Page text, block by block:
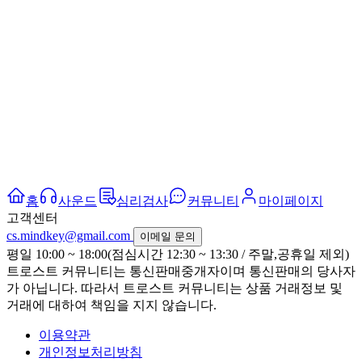
홈 사운드 심리검사 커뮤니티
마이페이지
고객센터
cs.mindkey@gmail.com
이메일 문의
평일 10:00 ~ 18:00(점심시간 12:30 ~ 13:30 / 주말,공휴일 제외)
트로스트 커뮤니티는 통신판매중개자이며 통신판매의 당사자
가 아닙니다. 따라서 트로스트 커뮤니티는 상품 거래정보 및
거래에 대하여 책임을 지지 않습니다.
이용약관
개인정보처리방침